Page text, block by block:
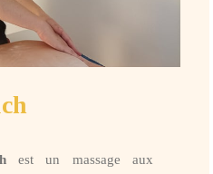
est un massage aux